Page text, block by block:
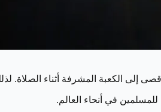
إلى الكعبة المشرفة أثناء الصلاة.
في أنحاء العالم.